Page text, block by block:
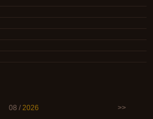
08 / 2026 >>